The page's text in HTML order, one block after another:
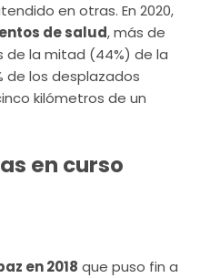
en otras. En 2020,
de salud, más de
de la mitad (44%) de la
de los desplazados
kilómetros de un
en curso
en 2018 que puso fin a